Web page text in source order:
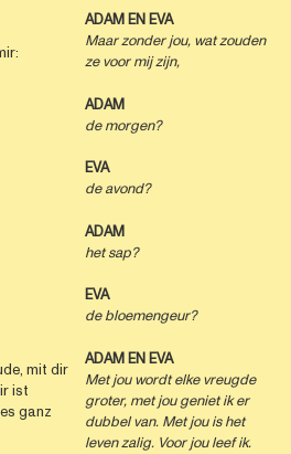
mit dir
ist
ganz
ADAM EN EVA
Maar zonder jou, wat zouden
ze voor mij zijn,
ADAM
de morgen?
EVA
de avond?
ADAM
het sap?
EVA
de bloemengeur?
ADAM EN EVA
Met jou wordt elke vreugde
groter, met jou geniet ik er
dubbel van. Met jou is het
leven zalig. Voor jou leef ik.